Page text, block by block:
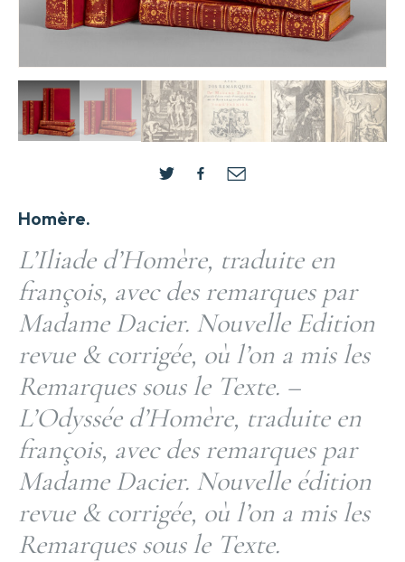
Homère.
L’Iliade d’Homère, traduite en
françois, avec des remarques par
Madame Dacier. Nouvelle Edition
revue & corrigée, où l’on a mis les
Remarques sous le Texte. –
L’Odyssée d’Homère, traduite en
françois, avec des remarques par
Madame Dacier. Nouvelle édition
revue & corrigée, où l’on a mis les
Remarques sous le Texte.